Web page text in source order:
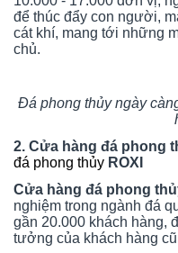
để thúc đẩy con người,
cát khí, mang tới những
chủ.
Đá phong thủy ngày
2. Cửa hàng đá phong
đá phong thủy ROXI
Cửa hàng đá phong
nghiệm trong ngành đá
gần 20.000 khách hàng,
tưởng của khách hàng